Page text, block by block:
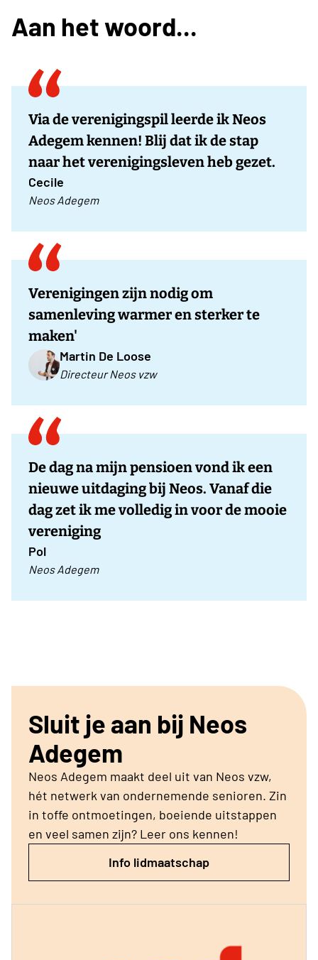
Aan het woord...
Via de verenigingspil leerde ik Neos
Adegem kennen! Blij dat ik de stap
naar het verenigingsleven heb gezet.
Cecile
Neos Adegem
Verenigingen zijn nodig om
samenleving warmer en sterker te
maken'
Martin De Loose
Directeur Neos vzw
De dag na mijn pensioen vond ik een
nieuwe uitdaging bij Neos. Vanaf die
dag zet ik me volledig in voor de mooie
vereniging
Pol
Neos Adegem
Sluit je aan bij Neos
Adegem
Neos Adegem maakt deel uit van Neos vzw,
hét netwerk van ondernemende senioren. Zin
in toffe ontmoetingen, boeiende uitstappen
en veel samen zijn? Leer ons kennen!
Info lidmaatschap